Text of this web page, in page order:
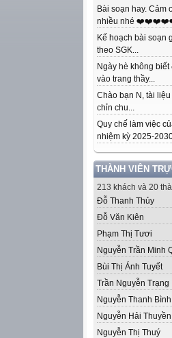
Bài soạn hay. Cảm
nhiều nhé
Kế hoạch bài soạn
theo SGK...
Ngày hè không
vào trang thầy...
Chào bạn N, tài
chỉn chu...
Quy chế làm việc
nhiệm kỳ 2025-
THÀNH VIÊN
213 khách và 20
Đỗ Thanh Thủy
Đỗ Văn Kiên
Phạm Thị Tươi
Nguyễn Trần Minh
Bùi Thị Ánh Tuyết
Trần Nguyễn Trạng
Nguyễn Thanh Bình
Nguyễn Hải Thuyền
Nguyễn Thị Thuý